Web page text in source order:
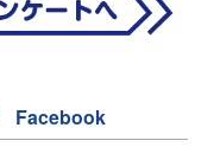
Facebook